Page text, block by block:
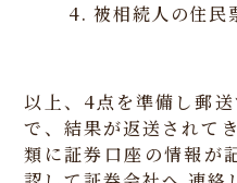
被相続人の住民
以上、4点を準備し郵
で、結果が返送されてき
類に証券口座の情報が